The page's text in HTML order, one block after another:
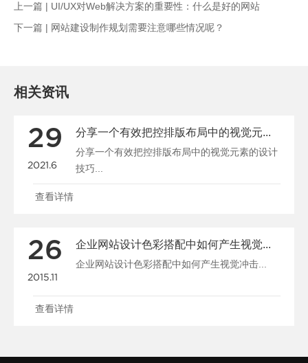
上一篇 | UI/UX对Web解决方案的重要性：什么是好的网站
下一篇 | 网站建设制作规划需要注意哪些情况呢？
相关资讯
29
2021.6
分享一个有效把控排版布局中的视觉元素的设计
技巧...
查看详情
26
2015.11
企业网站设计色彩搭配中如何产生视觉冲击...
查看详情